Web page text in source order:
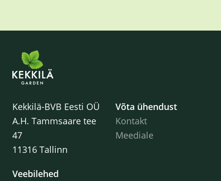
Kekkilä-BVB Eesti OÜ
A.H. Tammsaare tee
47
11316 Tallinn
Võta ühendust
Kontakt
Meediale
Veebilehed